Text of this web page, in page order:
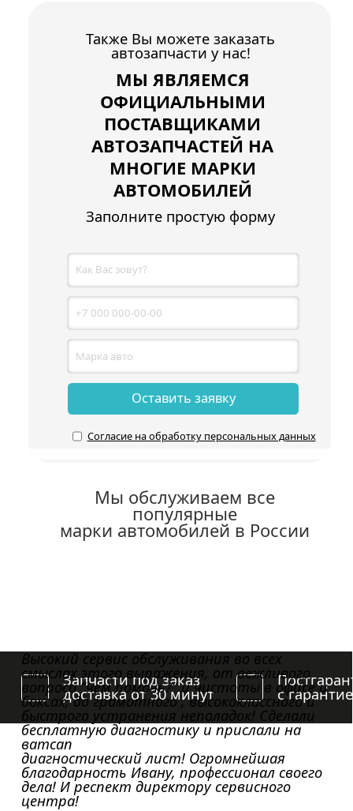
Также Вы можете заказать
автозапчасти у нас!
МЫ ЯВЛЯЕМСЯ
ОФИЦИАЛЬНЫМИ
ПОСТАВЩИКАМИ
АВТОЗАПЧАСТЕЙ НА
МНОГИЕ МАРКИ
АВТОМОБИЛЕЙ
Заполните простую форму
Оставить заявку
Согласие на обработку персональных данных
Мы обслуживаем все
популярные
марки автомобилей в России
Запчасти под заказ
доставка от 30 минут с
Высокий сервис обслуживания во всех
смыслах этого выражения, от вежливого
вопроса “чем помочь?” и чистоты в офисе и
боксах, до грамотного , высококлассного и
быстрого устранения неполадок! Сделали
бесплатную диагностику и прислали на
ватсап
диагностический лист! Огромнейшая
благодарность Ивану, профессионал своего
дела! И респект директору сервисного
центра!